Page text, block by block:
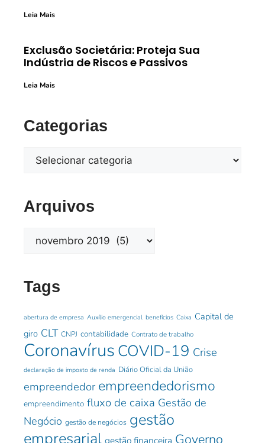
Leia Mais
Exclusão Societária: Proteja Sua
Indústria de Riscos e Passivos
Leia Mais
Categorias
Arquivos
Tags
abertura de empresa Auxílio emergencial benefícios Caixa Capital de
giro CLT CNPJ contabilidade Contrato de trabalho
Coronavírus COVID-19 Crise
declaração de imposto de renda Diário Oficial da União
empreendedor empreendedorismo
empreendimento fluxo de caixa Gestão de
Negócio gestão de negócios gestão
empresarial gestão financeira Governo